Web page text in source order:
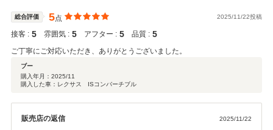
総合評価 5点 2025/11/22投稿
接客 : 5 雰囲気 : 5 アフター : 5 品質 : 5
ご丁寧にご対応いただき、ありがとうございました。
ブー
購入年月： 2025/11
購入した車：レクサス ISコンバーチブル
販売店の返信 2025/11/22